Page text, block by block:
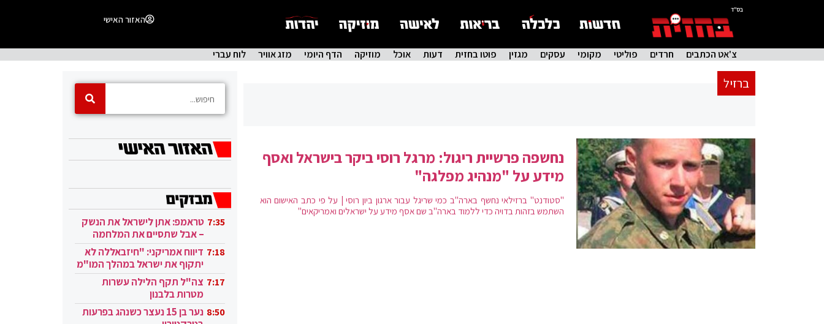
בס"ד
האזור האישי
צ'אט הכתבים חרדים פוליטי מקומי עסקים מגזין פוטו בחזית דעות אוכל מוזיקה הדף היומי מזג אוויר לוח עברי
ברזיל
נחשפה פרשיית ריגול: מרגל רוסי ביקר בישראל ואסף
מידע על "מנהיג מפלגה"
"סטודנט" ברזילאי נחשף בארה"ב כמי שריגל עבור ארגון ביון רוסי | על פי כתב האישום הוא
השתמש בזהות בדויה כדי ללמוד בארה"ב שם אסף מידע על ישראלים ואמריקאים"
7:35 טראמפ: אתן לישראל את הנשק
– אבל שתסיים את המלחמה
בעזה 7:18 דיווח אמריקני: "חיזבאללה לא
יתקוף את ישראל במהלך המו"מ
בקטאר" 7:17 צה"ל תקף הלילה עשרות
מטרות בלבנון
8:50
נער בן 15 נעצר כשנהג בפרעות